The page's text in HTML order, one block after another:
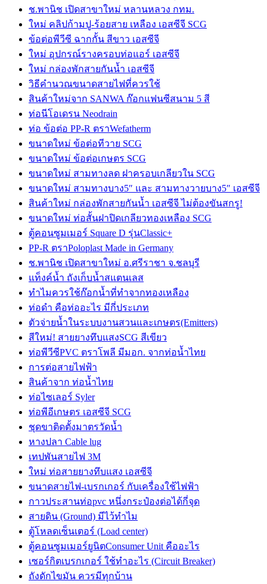
ช.พานิช เปิดสาขาใหม่ หลานหลวง กทม.
ใหม่ คลิปก้ามปู-ร้อยสาย เหลือง เอสซีจี SCG
ข้อต่อพีวีซี ฉากกั้น สีขาว เอสซีจี
ใหม่ อุปกรณ์รางครอบท่อแอร์ เอสซีจี
ใหม่ กล่องพักสายกันน้ำ เอสซีจี
วิธีคำนวณขนาดสายไฟที่ควรใช้
สินค้าใหม่จาก SANWA ก๊อกแฟนซีสนาม 5 สี
ท่อนีโอเดรน Neodrain
ท่อ ข้อต่อ PP-R ตราWefatherm
ขนาดใหม่ ข้อต่อทีวาย SCG
ขนาดใหม่ ข้อต่อเกษตร SCG
ขนาดใหม่ สามทางลด ฝาครอบเกลียวใน SCG
ขนาดใหม่ สามทางบาง5″ และ สามทางวายบาง5″ เอสซีจี
สินค้าใหม่ กล่องพักสายกันน้ำ เอสซีจี ไม่ต้องขันสกรู!
ขนาดใหม่ ท่อสั้นฝาปิดเกลียวทองเหลือง SCG
ตู้คอนซูมเมอร์ Square D รุ่นClassic+
PP-R ตราPoloplast Made in Germany
ช.พานิช เปิดสาขาใหม่ อ.ศรีราชา จ.ชลบุรี
แท็งค์น้ำ ถังเก็บน้ำสแตนเลส
ทำไมควรใช้ก๊อกน้ำที่ทำจากทองเหลือง
ท่อดำ คือท่ออะไร มีกี่ประเภท
ตัวจ่ายน้ำในระบบงานสวนและเกษตร(Emitters)
สีใหม่! สายยางทึบแสงSCG สีเขียว
ท่อพีวีซีPVC ตราโพลี มีมอก. จากท่อน้ำไทย
การต่อสายไฟฟ้า
สินค้าจาก ท่อน้ำไทย
ท่อไซเลอร์ Syler
ท่อพีอีเกษตร เอสซีจี SCG
ชุดขาติดตั้งมาตรวัดน้ำ
หางปลา Cable lug
เทปพันสายไฟ 3M
ใหม่ ท่อสายยางทึบแสง เอสซีจี
ขนาดสายไฟ-เบรกเกอร์ กับเครื่องใช้ไฟฟ้า
กาวประสานท่อpvc หนึ่งกระป๋องต่อได้กี่จุด
สายดิน (Ground) มีไว้ทำไม
ตู้โหลดเซ็นเตอร์ (Load center)
ตู้คอนซูมเมอร์ยูนิตConsumer Unit คืออะไร
เซอร์กิตเบรกเกอร์ ใช้ทำอะไร (Circuit Breaker)
ถังดักไขมัน ควรมีทุกบ้าน